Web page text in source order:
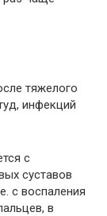
тяжелого
инфекций
с
суставов
с воспаления
в